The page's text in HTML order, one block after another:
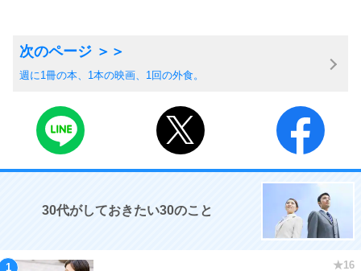
週に1冊の本、1本の映画、1回の外食。
30代がしておきたい30のこと